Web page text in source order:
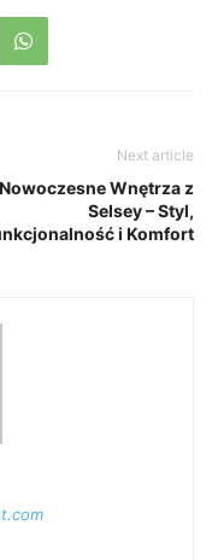
Next article
Nowoczesne Wnętrza z
Selsey – Styl,
i Komfort